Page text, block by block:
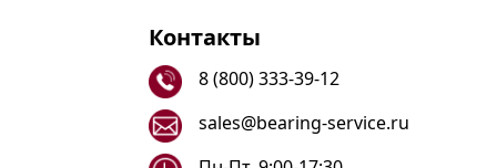
Контакты
8 (800) 333-39-12
sales@bearing-service.ru